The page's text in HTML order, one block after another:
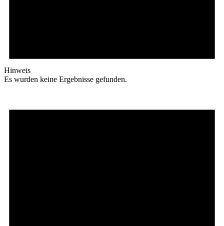
Hinweis
Es wurden keine Ergebnisse gefunden.